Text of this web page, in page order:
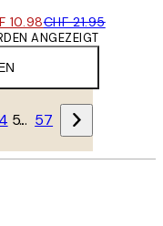
10.98CHF 21.95
ANGEZEIGT
4 … 57